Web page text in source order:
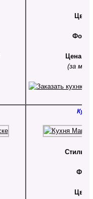
Цвет
Цена:
(за
Стиль
Цвет